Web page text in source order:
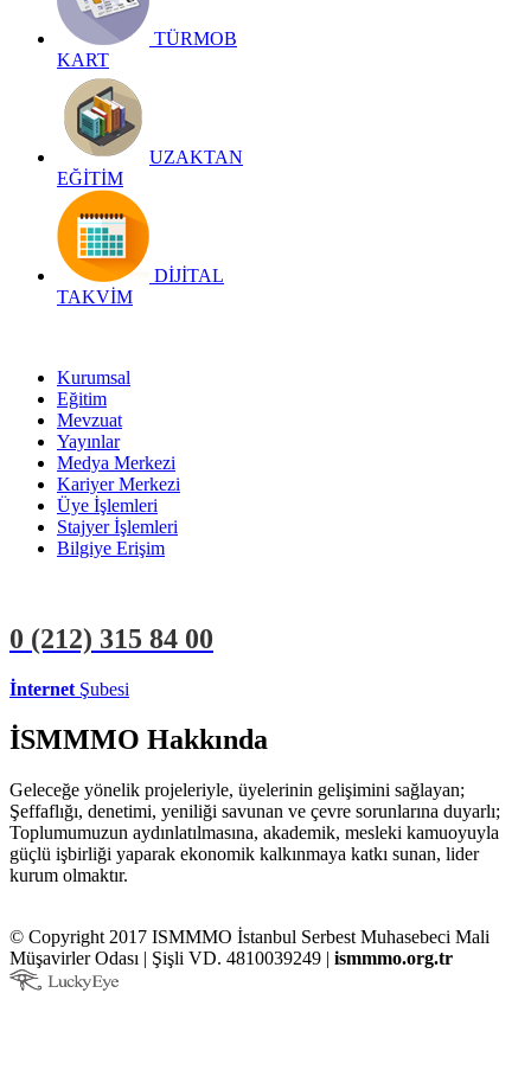
TÜRMOB
KART
UZAKTAN
EĞİTİM
DİJİTAL
TAKVİM
Kurumsal
Eğitim
Mevzuat
Yayınlar
Medya Merkezi
Kariyer Merkezi
Üye İşlemleri
Stajyer İşlemleri
Bilgiye Erişim
0 (212) 315 84 00
İnternet Şubesi
İSMMMO Hakkında
Geleceğe yönelik projeleriyle, üyelerinin gelişimini sağlayan;
Şeffaflığı, denetimi, yeniliği savunan ve çevre sorunlarına duyarlı;
Toplumumuzun aydınlatılmasına, akademik, mesleki kamuoyuyla
güçlü işbirliği yaparak ekonomik kalkınmaya katkı sunan, lider
kurum olmaktır.
© Copyright 2017 ISMMMO İstanbul Serbest Muhasebeci Mali
Müşavirler Odası | Şişli VD. 4810039249 | ismmmo.org.tr